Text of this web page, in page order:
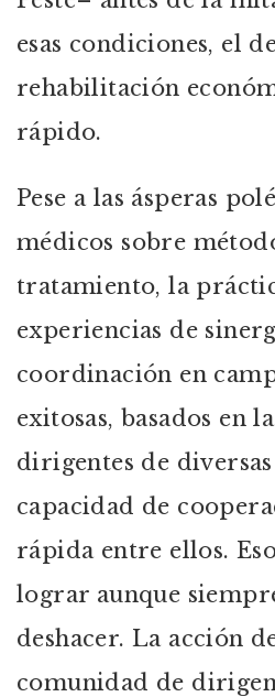
esas condiciones, el
rehabilitación
rápido.
Pese a las ásperas
médicos sobre
tratamiento, la
experiencias de
coordinación en
exitosas, basados en
dirigentes de
capacidad de
rápida entre ellos.
lograr aunque
deshacer. La acción
comunidad de